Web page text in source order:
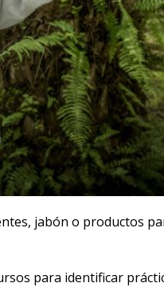
jabón o productos
para identificar